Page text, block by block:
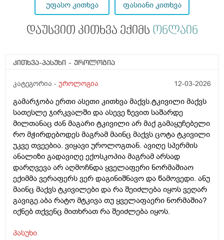
უფასო კითხვა ფასიანი კითხვა
დაუსვით კითხვა ექიმს ონლაინ
კითხვა-პასუხი - უროლოგია
კატეგორია - უროლოგია 12-03-2026
გამარჯობა ერთი ასეთი კითხვა მაქვს.ტკივილი მაქვს
სათესლე ჯირკვალში და ასევე ზევით საშარდე
მილთანაც ძან მაგარი ტკივილი არ მაქ გამაყუჩებელი
რო მჭირდებოდეს მაგრამ მაინც მაქვს ცოტა ტკივილი
უკვე თვეებია. ვიყავი უროლოგთან. ავიღე სპერმის
ანალიზი გადავიღე ექოსკოპია მაგრამ არსად
დარღვევა არ აღმოჩნდა ყველაფერი ნორმაშიაო
ექიმმა ვერაფერს ვერ დაგინიშნავო და წამოვედი. ანუ
მაინც მაქვს ტკივილები და რა შეიძლება იყოს ვეღარ
გავიგე.აბა რატო მტკივა თუ ყველაფაერი ნორმაშია?
იქნებ თქვენც მითხრათ რა შეიძლება იყოს.
პასუხი